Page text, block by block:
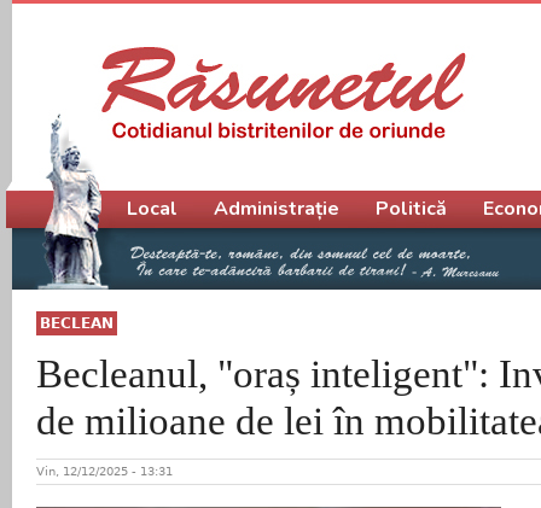
BECLEAN
Becleanul, "oraș inteligent":
de milioane de lei în
Vin, 12/12/2025 - 13:31
Meniu principal
Local Administrație Politică